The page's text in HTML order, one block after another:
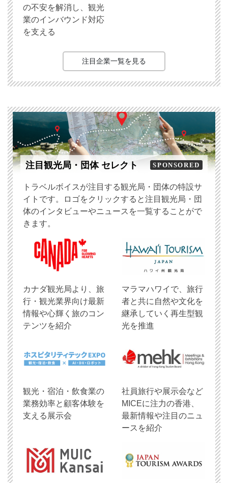
の不安を解消し、観光
業のインバウンド対応
を支える
注目企業一覧を見る
注目観光局・団体 セレクト SPONSORED
トラベルボイスが注目する観光局・団体の特設サ
イトです。ロゴをクリックすると注目観光局・団
体のインタビューやニュースを一覧することがで
きます。
​カナダ観光局より、旅
行・観光業界向け最新
情報や心輝く旅のコン
テンツを紹介
マラマハワイで、旅行
者と共に自然や文化を
継承していく再生型観
光を推進
観光・宿泊・飲食業の
業務効率と顧客体験を
支える展示会
社員旅行や展示会など
MICEに注力の香港、
最新情報や注目のニュ
ースを紹介